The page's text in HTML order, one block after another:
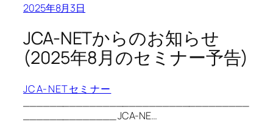
2025年8月3日
JCA-NETからのお知らせ
(2025年8月のセミナー予告)
JCA-NETセミナー
______________ JCA-NE…